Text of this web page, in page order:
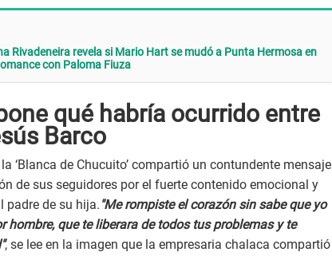
Rivadeneira revela si Mario Hart se mudó a Punta Hermosa en
con Paloma Fiuza
qué habría ocurrido entre
Barco
‘Blanca de Chucuito’ compartió un contundente mensaje
de sus seguidores por el fuerte contenido emocional y
padre de su hija. "Me rompiste el corazón sin sabe que yo
hombre, que te liberara de todos tus problemas y te
, se lee en la imagen que la empresaria chalaca compartió